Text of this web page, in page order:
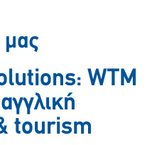
WTM
tourism